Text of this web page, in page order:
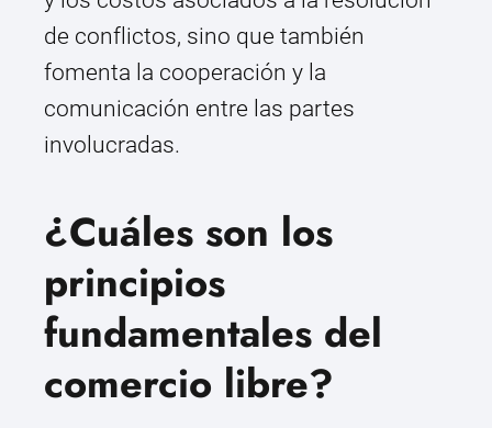
de conflictos, sino que también
fomenta la cooperación y la
comunicación entre las partes
involucradas.
¿Cuáles son los
principios
fundamentales del
comercio libre?